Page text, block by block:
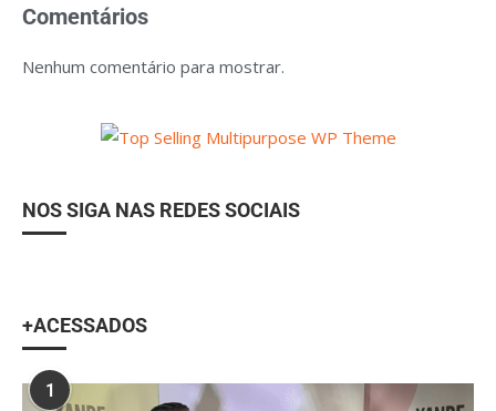
Comentários
Nenhum comentário para mostrar.
NOS SIGA NAS REDES SOCIAIS
+ACESSADOS
1